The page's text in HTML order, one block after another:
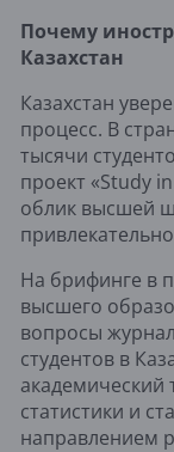
Почему
Казахстан
Казахстан
процесс. В
тысячи
проект «Study
облик высшей
На брифинге в
высшего
вопросы
студентов в
статистики и
направлением